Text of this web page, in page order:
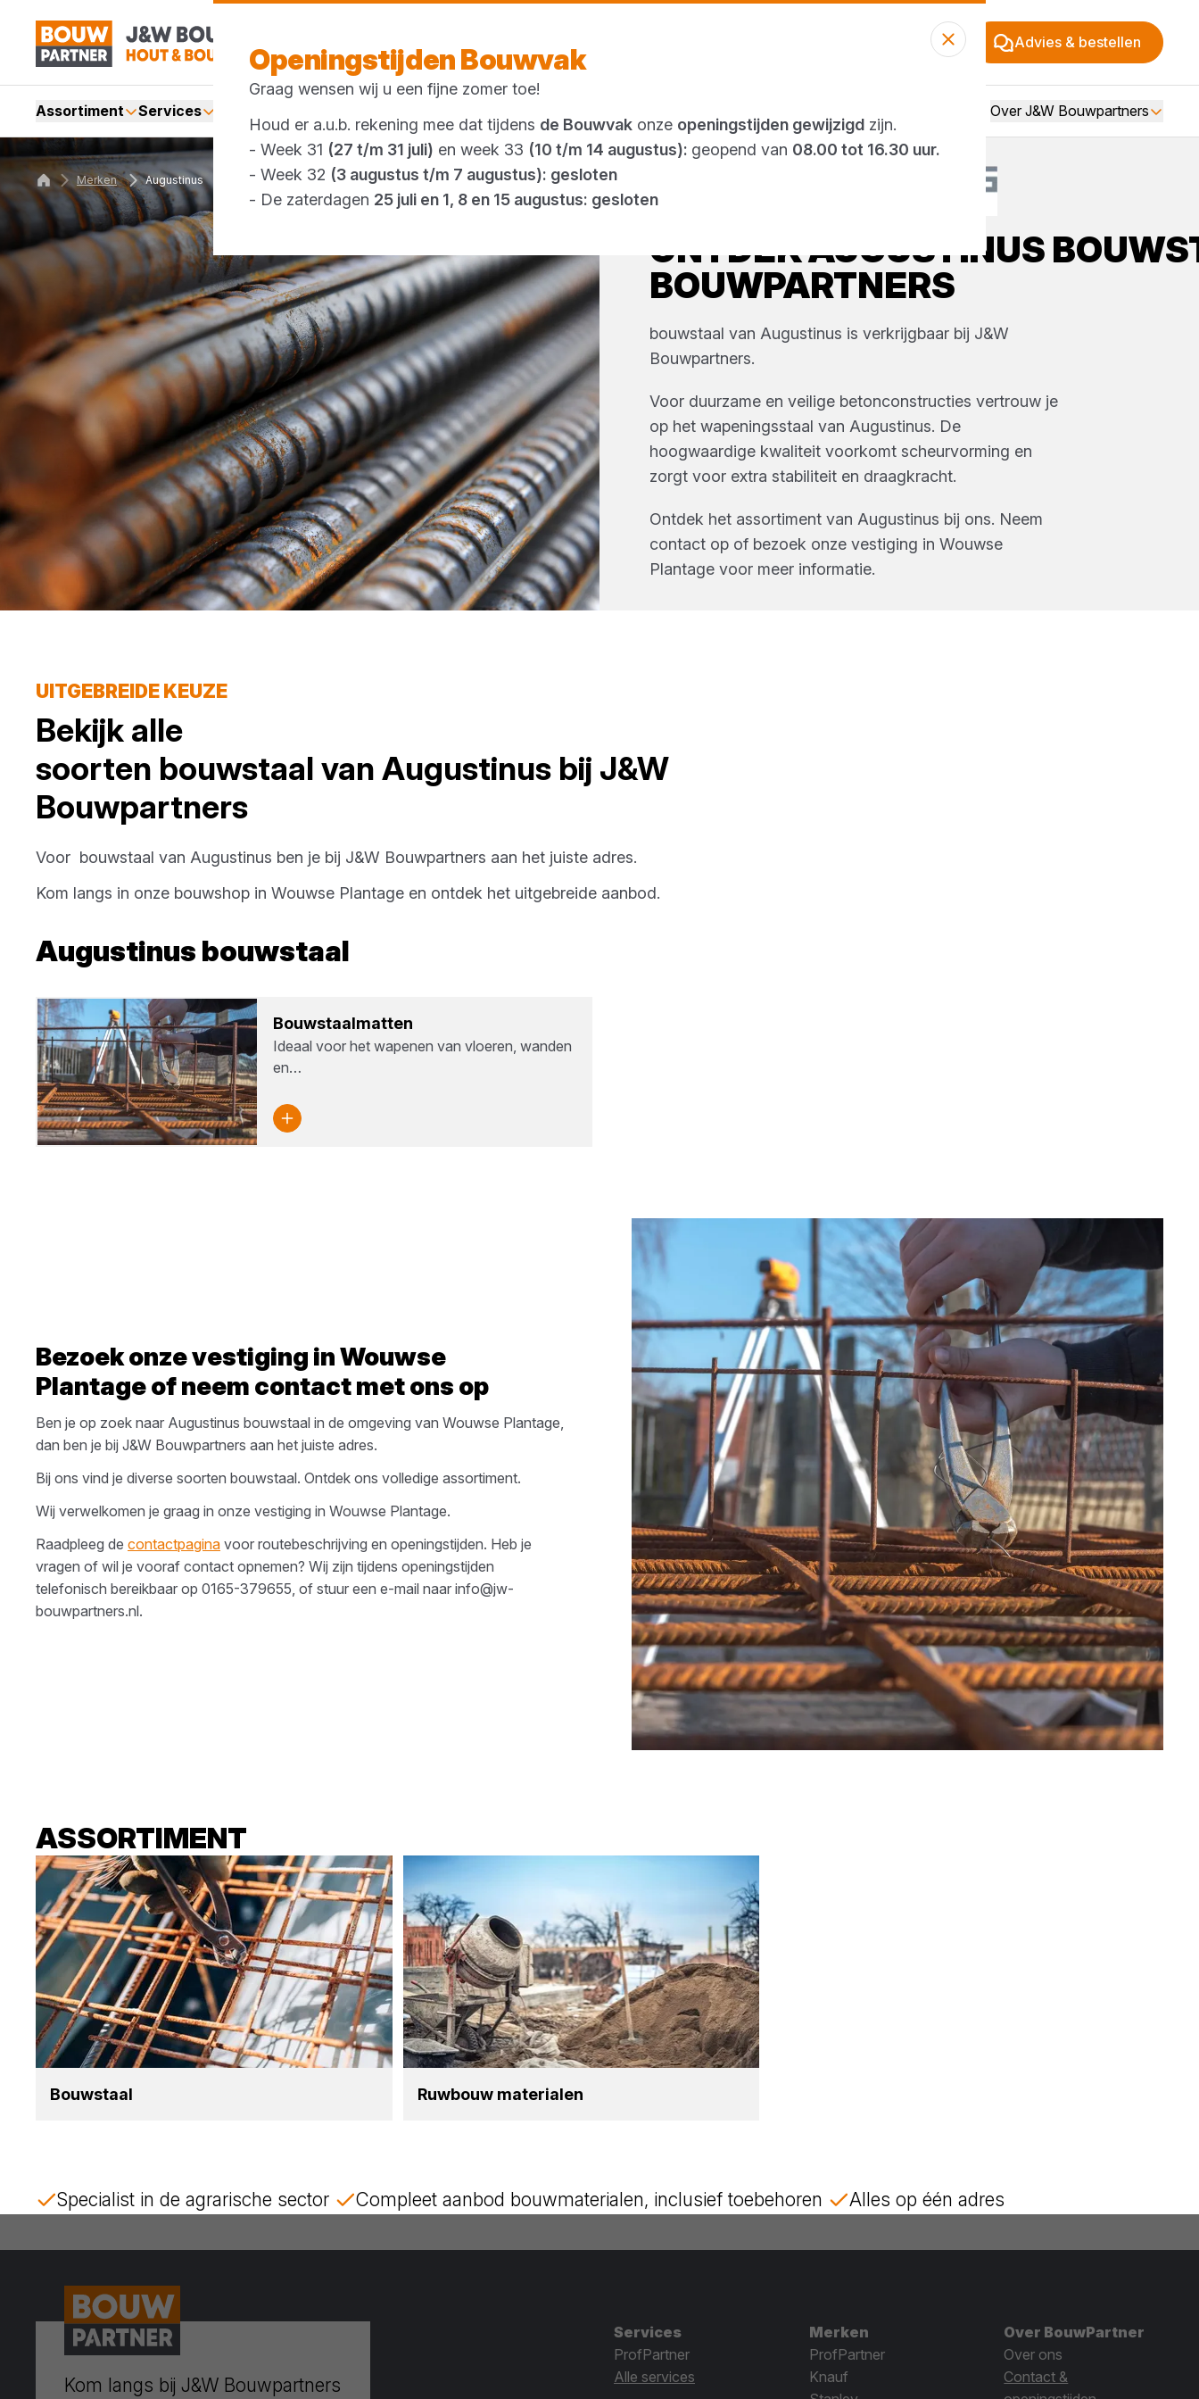
Advies & bestellen
Assortiment Services Over J&W Bouwpartners
ONTDEKAUGUSTINUS
BOUWPARTNERS
bouwstaal van Augustinus is verkrijgbaar bij J&W
Bouwpartners.
Voor duurzame en veilige betonconstructies vertrouw je
op het wapeningsstaal van Augustinus. De
hoogwaardige kwaliteit voorkomt scheurvorming en
zorgt voor extra stabiliteit en draagkracht.
Ontdek het assortiment van Augustinus bij ons. Neem
contact op of bezoek onze vestiging in Wouwse
Plantage voor meer informatie.
Merken Augustinus
UITGEBREIDE KEUZE
Bekijk alle
soorten bouwstaal van Augustinus bij J&W
Bouwpartners
Voor bouwstaal van Augustinus ben je bij J&W Bouwpartners aan het juiste adres.
Kom langs in onze bouwshop in Wouwse Plantage en ontdek het uitgebreide aanbod.
Augustinus bouwstaal
Bouw­staal­mat­ten
Ideaal voor het wapenen van vloeren, wanden
en…
Bezoek onze vestiging inWouwse
Plantageof neem contact met ons op
Ben je op zoek naar Augustinus bouwstaal in de omgeving van Wouwse Plantage
dan ben je bij J&W Bouwpartners aan het juiste adres.
Bij ons vind je diverse soorten bouwstaal. Ontdek ons volledige assortiment.
Wij verwelkomen je graag in onze vestiging in Wouwse Plantage.
Raadpleeg de contactpagina voor routebeschrijving en openingstijden. Heb je
vragen of wil je vooraf contact opnemen? Wij zijn tijdens openingstijden
telefonisch bereikbaar op 0165-379655 , of stuur een e-mail naar info@jw-
bouwpartners.nl.
ASSORTIMENT
Bouw­staal Ruw­bouw mate­ri­a­len
Specialist in de agrarische sector Compleet aanbod bouwmaterialen, inclusief toebehoren Alles op één adres
Openingstijden Bouwvak
Graag wensen wij u een fijne zomer toe!
Houd er a.u.b. rekening mee dat tijdens de Bouwvak onze openingstijden gewijzigd zijn.
- Week 31 (27 t/m 31 juli) en week 33 (10 t/m 14 augustus): geopend van 08.00 tot 16.30 uur.
- Week 32 (3 augustus t/m 7 augustus): gesloten
- De zaterdagen 25 juli en 1, 8 en 15 augustus: gesloten
Kom langs bij J&W Bouwpartners
Services
ProfPartner
Alle services
Merken
ProfPartner
Knauf
Over BouwPartner
Over ons
Contact &